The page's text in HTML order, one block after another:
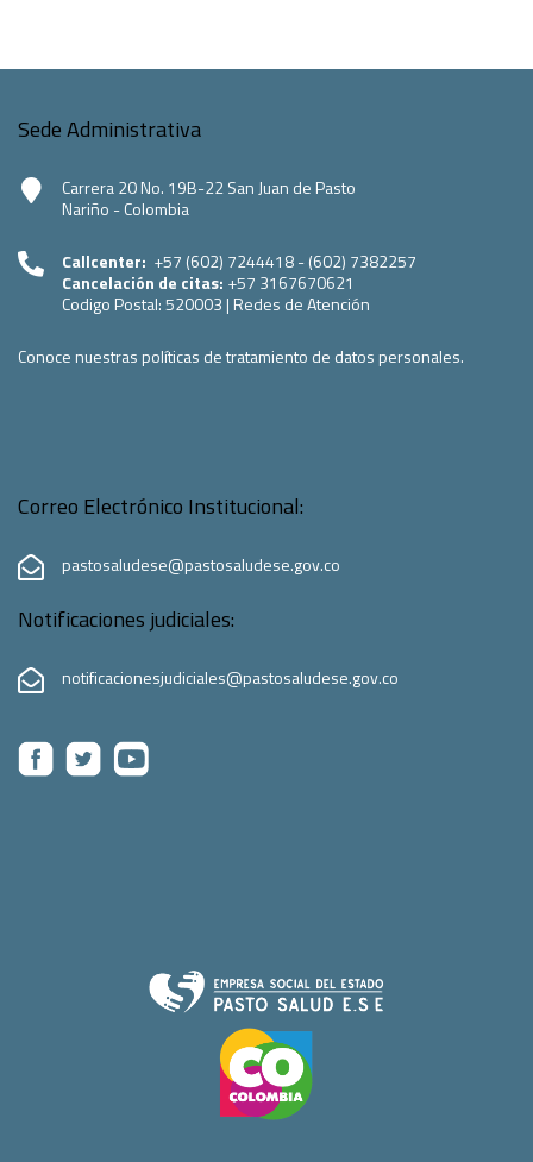
Sede Administrativa
Carrera 20 No. 19B-22 San Juan de Pasto
Nariño - Colombia
Callcenter: +57 (602) 7244418 - (602) 7382257
Cancelación de citas: +57 3167670621
Codigo Postal:520003 | Redes de Atención
Conoce nuestras políticas de tratamiento de datos personales.
Correo Electrónico Institucional:
pastosaludese@pastosaludese.gov.co
Notificaciones judiciales:
notificacionesjudiciales@pastosaludese.gov.co